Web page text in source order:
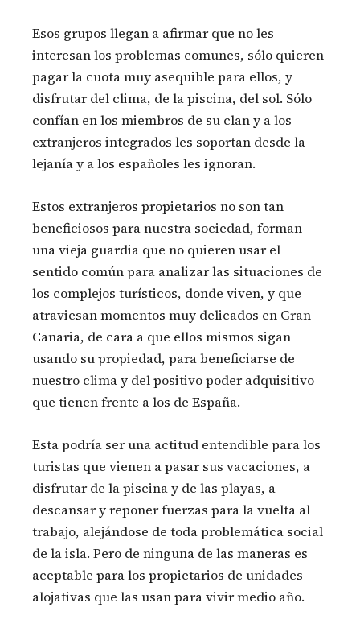
Esos grupos llegan a afirmar que no les
interesan los problemas comunes, sólo quieren
pagar la cuota muy asequible para ellos, y
disfrutar del clima, de la piscina, del sol. Sólo
confían en los miembros de su clan y a los
extranjeros integrados les soportan desde la
lejanía y a los españoles les ignoran.
Estos extranjeros propietarios no son tan
beneficiosos para nuestra sociedad, forman
una vieja guardia que no quieren usar el
sentido común para analizar las situaciones de
los complejos turísticos, donde viven, y que
atraviesan momentos muy delicados en Gran
Canaria, de cara a que ellos mismos sigan
usando su propiedad, para beneficiarse de
nuestro clima y del positivo poder adquisitivo
que tienen frente a los de España.
Esta podría ser una actitud entendible para los
turistas que vienen a pasar sus vacaciones, a
disfrutar de la piscina y de las playas, a
descansar y reponer fuerzas para la vuelta al
trabajo, alejándose de toda problemática social
de la isla. Pero de ninguna de las maneras es
aceptable para los propietarios de unidades
alojativas que las usan para vivir medio año.